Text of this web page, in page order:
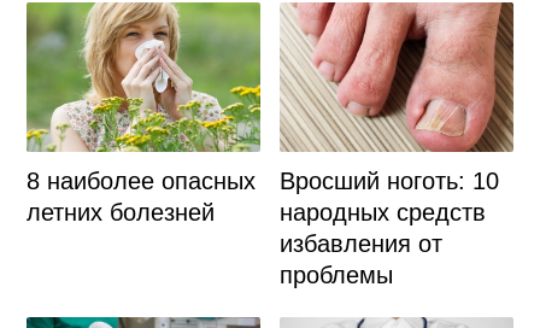
8 наиболее опасных
летних болезней
Вросший ноготь: 10
народных средств
избавления от
проблемы